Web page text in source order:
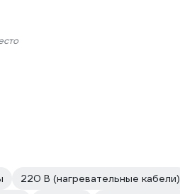
220 В (нагревательные кабели)